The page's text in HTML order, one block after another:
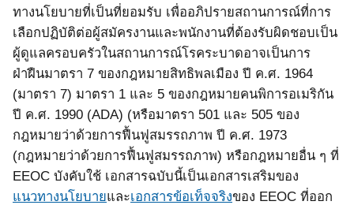
ทางนโยบายที่เป็นที่ยอมรับ เพื่ออภิปรายสถานการณ์ที่การ
เลือกปฏิบัติต่อผู้สมัครงานและพนักงานที่ต้องรับผิดชอบเป็น
ผู้ดูแลครอบครัวในสถานการณ์โรคระบาดอาจเป็นการ
ฝ่าฝืนมาตรา 7 ของกฎหมายสิทธิพลเมือง ปี ค.ศ. 1964
(มาตรา 7) มาตรา 1 และ 5 ของกฎหมายคนพิการอเมริกัน
ปี ค.ศ. 1990 (ADA) (หรือมาตรา 501 และ 505 ของ
กฎหมายว่าด้วยการฟื้นฟูสมรรถภาพ ปี ค.ศ. 1973
(กฎหมายว่าด้วยการฟื้นฟูสมรรถภาพ) หรือกฎหมายอื่น ๆ ที่
EEOC บังคับใช้ เอกสารฉบับนี้เป็นเอกสารเสริมของ
แนวทางนโยบายและเอกสารข้อเท็จจริงของ EEOC ที่ออก